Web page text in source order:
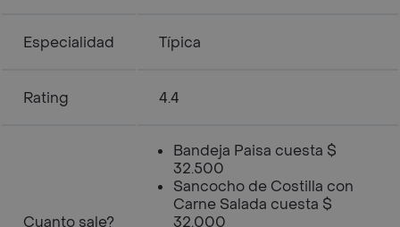
Especialidad Típica
Rating 4.4
Cuanto sale?
Bandeja Paisa cuesta $
32.500
Sancocho de Costilla con
Carne Salada cuesta $
32.000